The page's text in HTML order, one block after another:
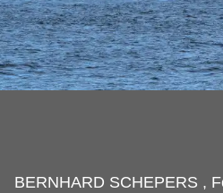
BERNHARD SCHEPERS ,